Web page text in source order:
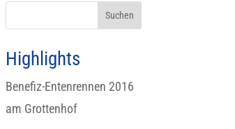
Highlights
Benefiz-Entenrennen 2016
am Grottenhof